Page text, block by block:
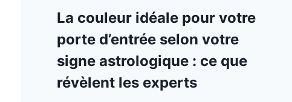
La couleur idéale pour votre
porte d’entrée selon votre
signe astrologique : ce que
révèlent les experts